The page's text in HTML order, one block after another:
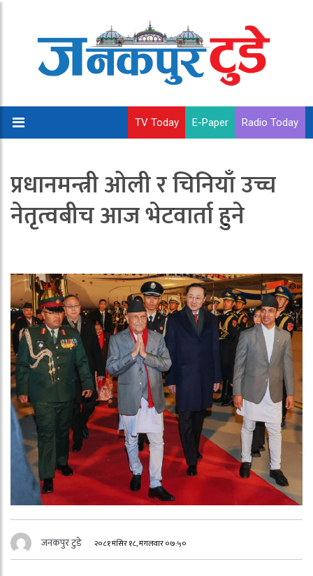
TV Today E-Paper Radio Today
प्रधानमन्त्री ओली र चिनियाँ उच्च
नेतृत्वबीच आज भेटवार्ता हुने
जनकपुर टुडे २०८१ मंसिर १८, मंगलवार ०७:५०